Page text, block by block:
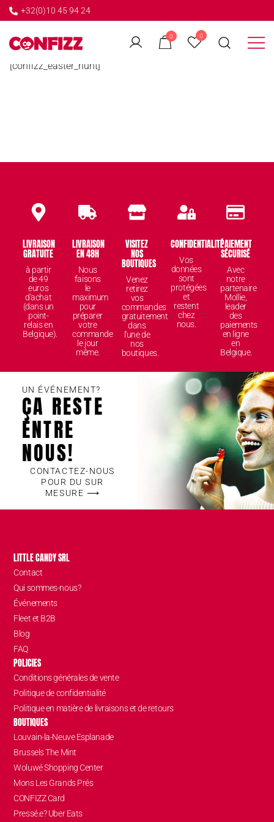
+32(0)10 45 94 24
CONFIZZ
0 0
[confizz_easter_hunt]
LIVRAISON
GRATUITE
à partir
de 49
euros
d'achat
(dans un
point-
relais en
Belgique).
LIVRAISON
EN 48H
Nous
faisons
le
maximum
pour
préparer
votre
commande
le jour
même.
VISITEZ
NOS
BOUTIQUES
Venez
retirez
vos
commandes
gratuitement
dans
l'une de
nos
boutiques.
CONFIDENTIALITÉ
Vos
données
sont
protégées
et
restent
chez
nous.
PAIEMENT
SÉCURISÉ
Avec
notre
partenaire
Mollie,
leader
des
paiements
en ligne
en
Belgique.
UN ÉVÉNEMENT?
ÇA RESTE
ENTRE
NOUS!
CONTACTEZ-NOUS
POUR DU SUR
MESURE ⟶
LITTLE CANDY SRL
Contact
Qui sommes-nous?
Événements
Fleet et B2B
Blog
FAQ
POLICIES
Conditions générales de vente
Politique de confidentialité
Politique en matière de livraisons et de retours
BOUTIQUES
Louvain-la-Neuve Esplanade
Brussels The Mint
Woluwé Shopping Center
Mons Les Grands Prés
CONFIZZ Card
Pressé.e? Uber Eats